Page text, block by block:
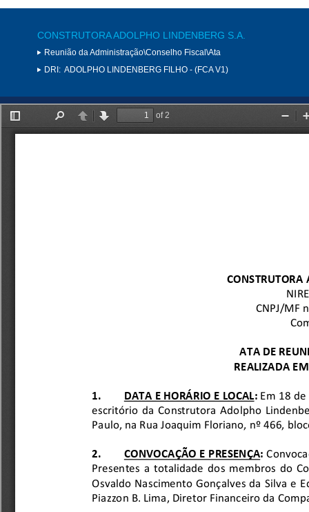
CONSTRUTORA ADOLPHO LINDENBERG S.A.
Reunião da Administração\Conselho Fiscal\Ata
DRI: ADOLPHO LINDENBERG FILHO - (FCA V1)